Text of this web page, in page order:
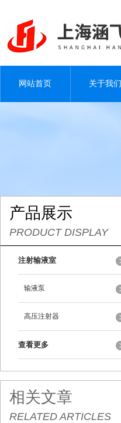
网站首页 关于我们
产品展示
PRODUCT DISPLAY
注射输液室
输液泵
高压注射器
查看更多
相关文章
RELATED ARTICLES